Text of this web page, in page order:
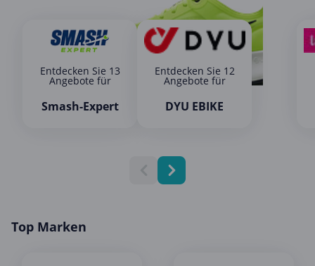
Entdecken Sie 13
Angebote für
Smash-Expert
Entdecken Sie 12
Angebote für
DYU EBIKE
Top Marken